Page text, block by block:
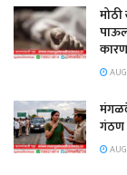
गंठण